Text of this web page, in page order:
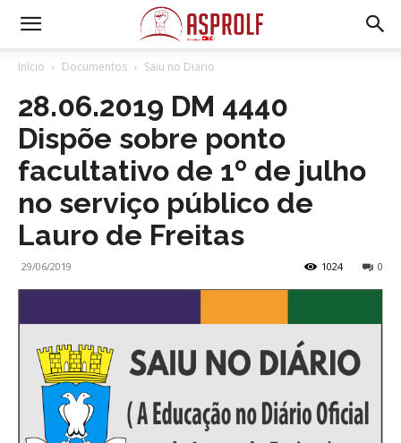
Início Documentos Saiu no Diario
28.06.2019 DM 4440
Dispõe sobre ponto
facultativo de 1º de julho
no serviço público de
Lauro de Freitas
29/06/2019 0
1024